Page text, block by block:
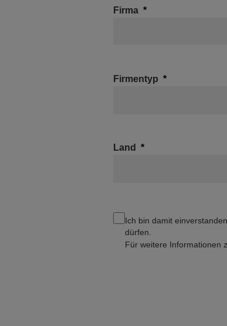
Firma
Firmentyp
Land
Ich bin damit
dürfen.
Für weitere Informationen